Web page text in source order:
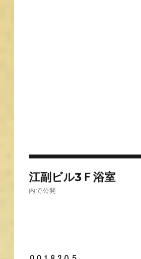
稿
江副ビル3Ｆ浴室
内で公開